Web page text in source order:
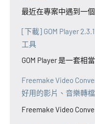
最近在專案中遇到一
[下載] GOM Player
工具
GOM Player 是一套相
Freemake Video
好用的影片、音樂轉
Freemake Video